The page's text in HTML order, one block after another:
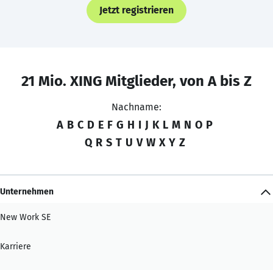
Jetzt registrieren
21 Mio. XING Mitglieder, von A bis Z
Nachname:
A B C D E F G H I J K L M N O P
Q R S T U V W X Y Z
Unternehmen
New Work SE
Karriere